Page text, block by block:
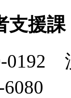
支援課
0192